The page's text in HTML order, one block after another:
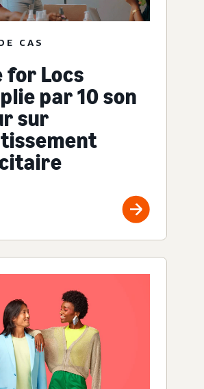
CAS
for Locs
par 10 son
sur